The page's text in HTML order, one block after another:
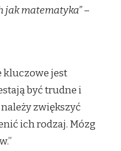
jak matematyka”–
kluczowe jest
być trudne i
zwiększyć
ich rodzaj. Mózg